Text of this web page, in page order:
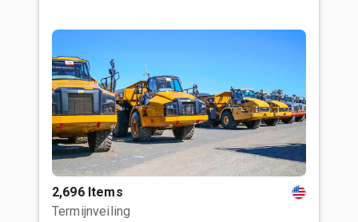
2,696 Items
Termijnveiling